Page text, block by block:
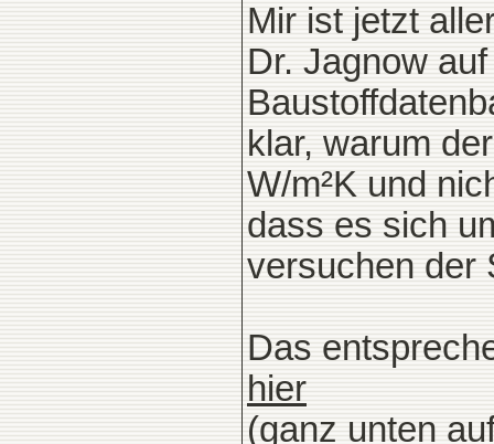
Mir ist jetzt
Dr. Jagnow
klar, warum
W/m²K und
dass es sich
versuchen der
Das
hier
(ganz unten